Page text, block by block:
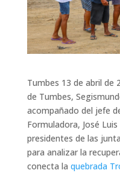
Tumbes 13 de abril de
de Tumbes,
acompañado del jefe
Formuladora, José
presidentes de las
para analizar la
conecta la quebrada